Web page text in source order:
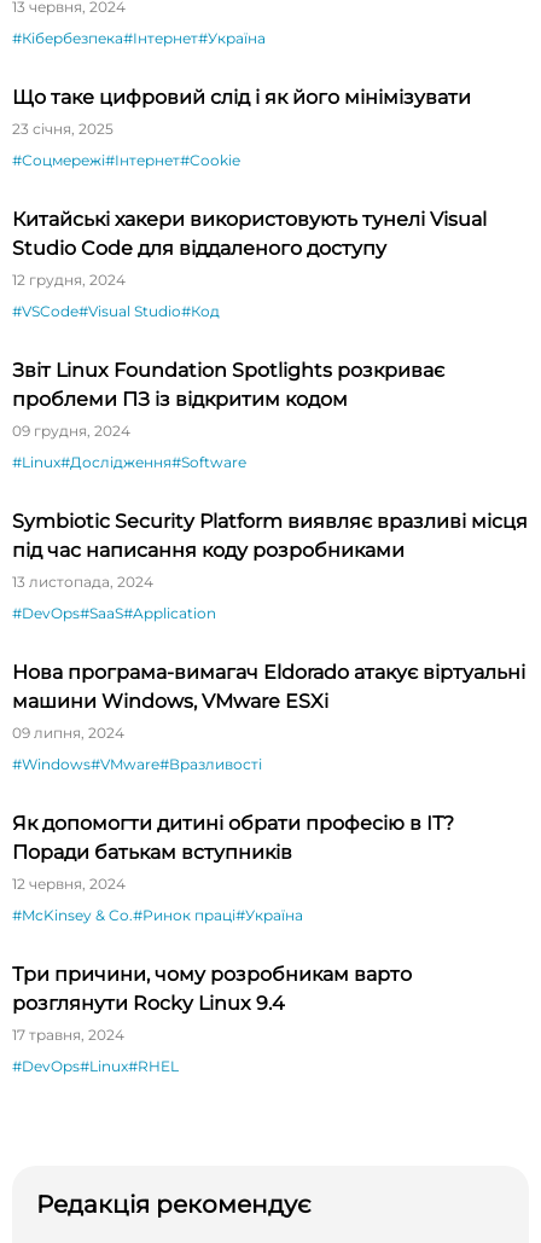
13 червня, 2024
#Кібербезпека#Інтернет#Україна
Що таке цифровий слід і як його мінімізувати
23 січня, 2025
#Соцмережі#Інтернет#Cookie
Китайські хакери використовують тунелі Visual
Studio Code для віддаленого доступу
12 грудня, 2024
#VSCode#Visual Studio#Код
Звіт Linux Foundation Spotlights розкриває
проблеми ПЗ із відкритим кодом
09 грудня, 2024
#Linux#Дослідження#Software
Symbiotic Security Platform виявляє вразливі місця
під час написання коду розробниками
13 листопада, 2024
#DevOps#SaaS#Application
Нова програма-вимагач Eldorado атакує віртуальні
машини Windows, VMware ESXi
09 липня, 2024
#Windows#VMware#Вразливості
Як допомогти дитині обрати професію в ІТ?
Поради батькам вступників
12 червня, 2024
#McKinsey & Co.#Ринок праці#Україна
Три причини, чому розробникам варто
розглянути Rocky Linux 9.4
17 травня, 2024
#DevOps#Linux#RHEL
Редакція рекомендує